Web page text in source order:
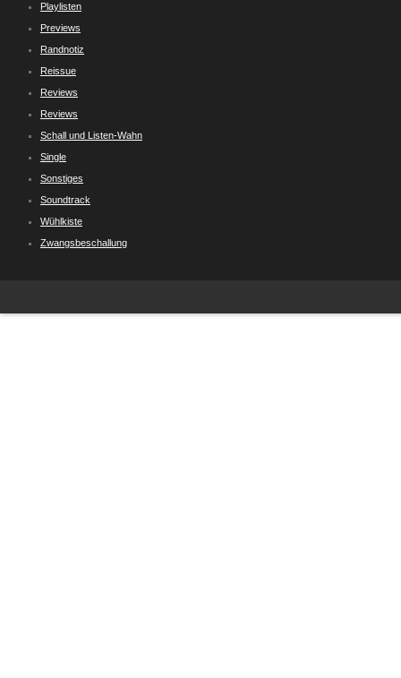
Playlisten
Previews
Randnotiz
Reissue
Reviews
Reviews
Schall und Listen-Wahn
Single
Sonstiges
Soundtrack
Wühlkiste
Zwangsbeschallung